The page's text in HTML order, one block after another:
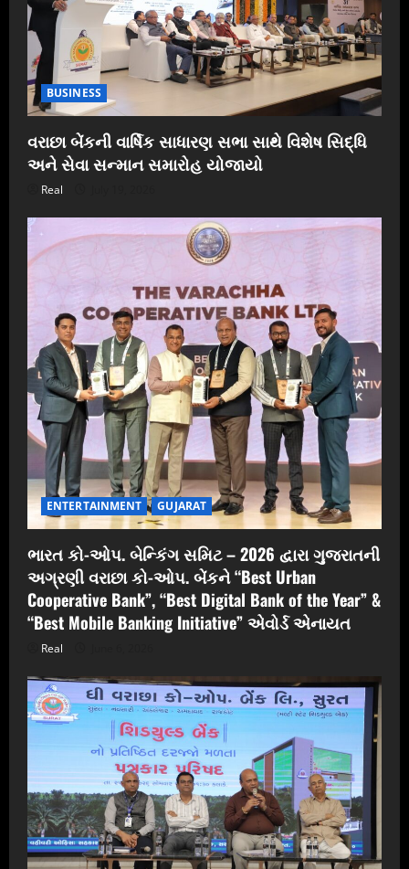
BUSINESS
વરાછા બેંકની વાર્ષિક સાધારણ સભા સાથે વિશેષ સિદ્ધિ
અને સેવા સન્માન સમારોહ યોજાયો
Real
ENTERTAINMENT GUJARAT
ભારત કો-ઓપ. બેન્કિંગ સમિટ – 2026 દ્વારા ગુજરાતની
અગ્રણી વરાછા કો-ઓપ. બેંકને “Best Urban
Cooperative Bank”, “Best Digital Bank of the Year” &
“Best Mobile Banking Initiative” એવોર્ડ એનાયત
Real